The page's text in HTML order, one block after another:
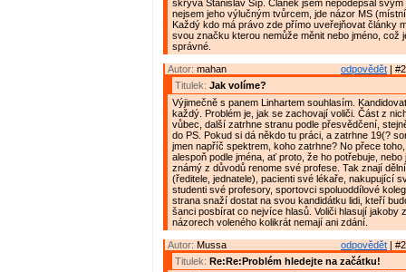
skrývá Stanislav Šíp. Článek jsem nepodepsal svým
nejsem jeho výlučným tvůrcem, jde názor MS
Každý kdo má právo zde přímo uveřejňovat články
svou značku kterou nemůže měnit nebo jméno, což
správné.
odpovědět |
Autor: mahan
Titulek: Jak volíme?
Výjimečně s panem Linhartem souhlasím.
každý. Problém je, jak se zachovají voliči. Část z
vůbec, další zatrhne stranu podle přesvědčení,
do PS. Pokud si dá někdo tu práci, a zatrhne 19(?
jmen napříč spektrem, koho zatrhne? No přece
alespoň podle jména, ať proto, že ho potřebuje, nebo
známý z důvodů renome své profese. Tak znají
(ředitele, jednatele), pacienti své lékaře, nakupující
studenti své profesory, sportovci spoluoddílové
strana snaží dostat na svou kandidátku lidi, kteří
šanci posbírat co nejvíce hlasů. Voliči hlasují jakoby
názorech voleného kolikrát nemají ani zdání.
odpovědět |
Autor: Mussa
Titulek: Re:Re:Problém hledejte na začátku!